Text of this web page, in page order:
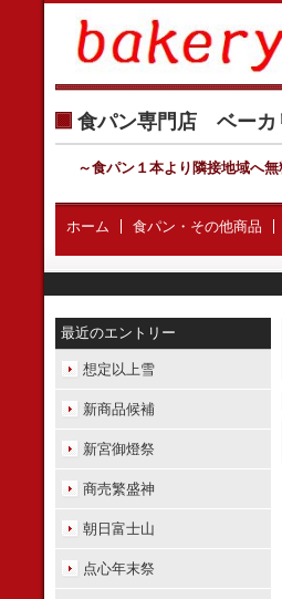
食パン専門店 ベー
～食パン１本より隣接地域へ
ホーム 食パン・その他商品
最近のエントリー
想定以上雪
新商品候補
新宮御燈祭
商売繁盛神
朝日富士山
点心年末祭